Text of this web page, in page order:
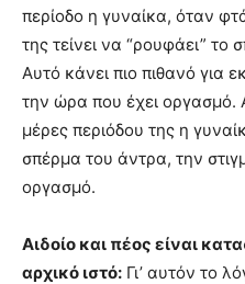
περίοδο η γυναίκα, όταν
της τείνει να “ρουφάει” το
Αυτό κάνει πιο πιθανό για
την ώρα που έχει οργασμό.
μέρες περιόδου της η
σπέρμα του άντρα, την
οργασμό.
Αιδοίο και πέος είναι
αρχικό ιστό: Γι’ αυτόν το